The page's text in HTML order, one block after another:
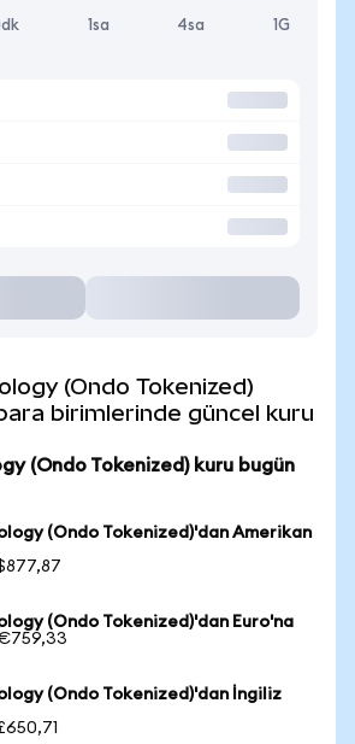
1sa 4sa 1G
(Ondo Tokenized)
birimlerinde güncel kuru
(Ondo Tokenized) kuru bugün
(Ondo Tokenized)'dan Amerikan
(Ondo Tokenized)'dan Euro'na
(Ondo Tokenized)'dan İngiliz